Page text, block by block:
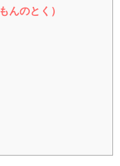
んのとく）